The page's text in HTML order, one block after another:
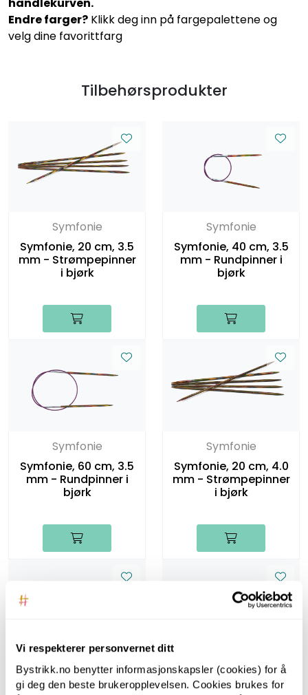
Vi respekterer personvernet ditt
Bystrikk.no benytter informasjonskapsler (cookies) for å
gi deg den beste brukeropplevelsen. Cookies brukes for
Endre farger? Klikk deg inn på fargepalettene og
velg dine favorittfarg
Tilbehørsprodukter
Symfonie
Symfonie, 20 cm, 3.5
mm - Strømpepinner
i bjørk
Symfonie
Symfonie, 40 cm, 3.5
mm - Rundpinner i
bjørk
Symfonie
Symfonie, 60 cm, 3.5
mm - Rundpinner i
bjørk
Symfonie
Symfonie, 20 cm, 4.0
mm - Strømpepinner
i bjørk
Symfonie
Symfonie, 40 cm, 4.0
Symfonie
Symfonie, 60 cm, 4.0